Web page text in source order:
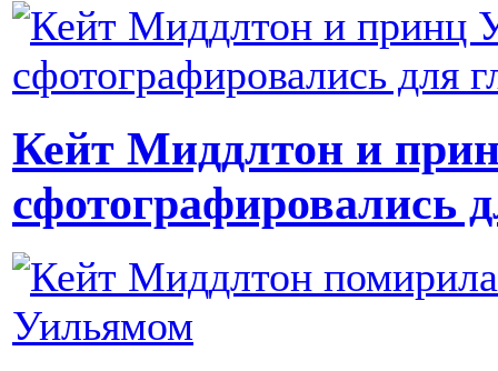
Кейт Миддлтон и
сфотографировались